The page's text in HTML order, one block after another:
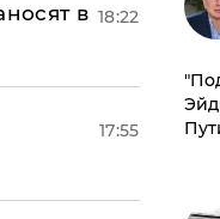
в 18:22
17:55